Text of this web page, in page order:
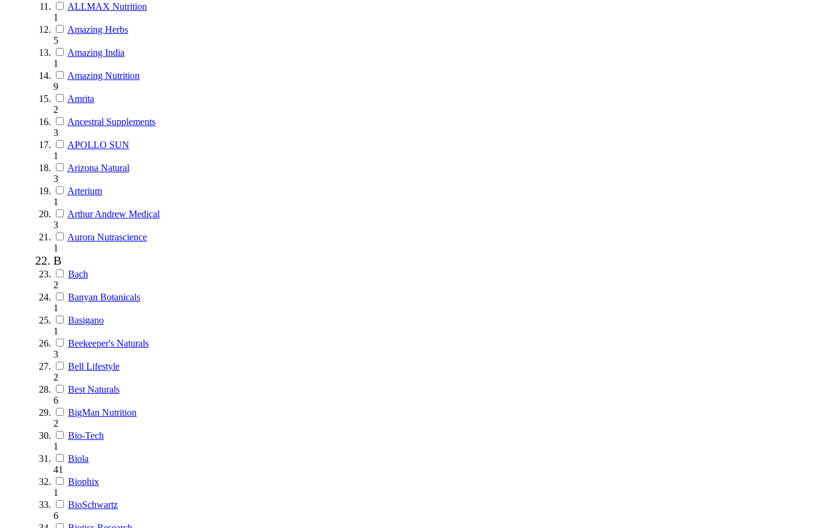
ALLMAX Nutrition
1
Amazing Herbs
5
Amazing India
1
Amazing Nutrition
9
Amrita
2
Ancestral Supplements
3
APOLLO SUN
1
Arizona Natural
3
Arterium
1
Arthur Andrew Medical
3
Aurora Nutrascience
1
B
Bach
2
Banyan Botanicals
1
Basigano
1
Beekeeper's Naturals
3
Bell Lifestyle
2
Best Naturals
6
BigMan Nutrition
2
Bio-Tech
1
Biola
41
Biophix
1
BioSchwartz
6